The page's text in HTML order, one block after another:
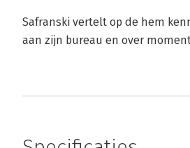
Safranski vertelt op de hem
aan zijn bureau en over